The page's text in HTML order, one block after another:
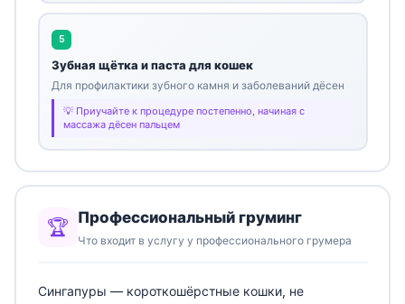
5
Зубная щётка и паста для кошек
Для профилактики зубного камня и заболеваний дёсен
Приучайте к процедуре постепенно, начиная с
массажа дёсен пальцем
🏆 Профессиональный груминг
Что входит в услугу у профессионального грумера
Сингапуры — короткошёрстные кошки, не